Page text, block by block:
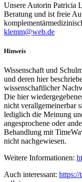
Unsere Autorin Patricia
Beratung und ist freie
klemm@web.de
Hinweis
Wissenschaft und
und deren hier
wissenschaftlicher
Die hier
nicht verallgemeinerbar
lediglich die Meinung
angesprochene oder
Behandlung mit
nicht nachgewiesen.
Weitere Informationen:
Auch interessant: https://